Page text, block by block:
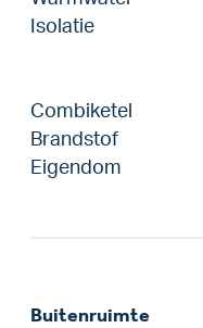
Isolatie
Combiketel
Brandstof
Eigendom
Buitenruimte